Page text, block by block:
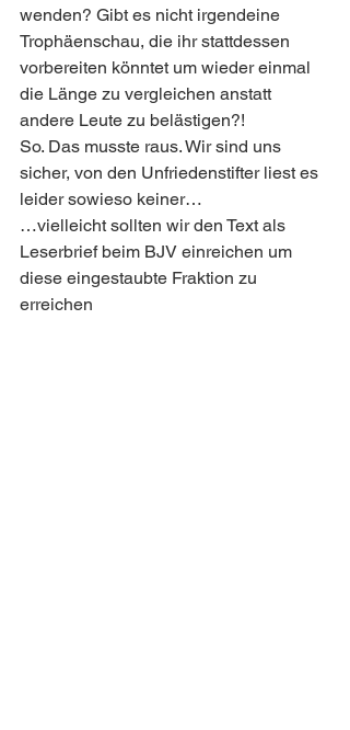
wenden? Gibt es nicht irgendeine
Trophäenschau, die ihr stattdessen
vorbereiten könntet um wieder einmal
die Länge zu vergleichen anstatt
andere Leute zu belästigen?!
So. Das musste raus. Wir sind uns
sicher, von den Unfriedenstifter liest es
leider sowieso keiner…
…vielleicht sollten wir den Text als
Leserbrief beim BJV einreichen um
diese eingestaubte Fraktion zu
erreichen